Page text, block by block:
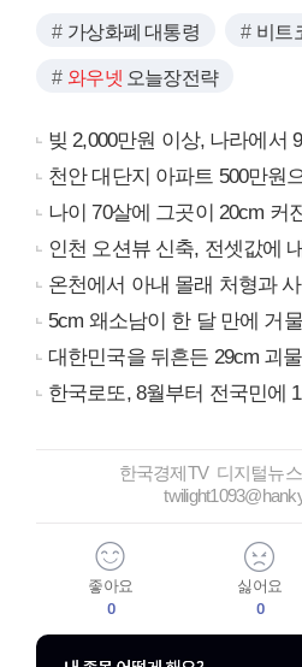
가상화폐 대통령 비트
와우넷 오늘장전략
빚 2,000만원 이상, 나라에서
천안 대단지 아파트 500만원
나이 70살에 그곳이 20cm 커
인천 오션뷰 신축, 전셋값에
온천에서 아내 몰래 처형과
5cm 왜소남이 한 달 만에 거
대한민국을 뒤흔든 29cm 괴
한국로또, 8월부터 전국민에
한국경제TV 디지털뉴
좋아요
0
싫어요
0